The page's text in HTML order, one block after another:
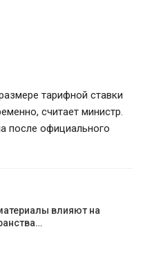
тарифной ставки
считает министр.
после официального
влияют на